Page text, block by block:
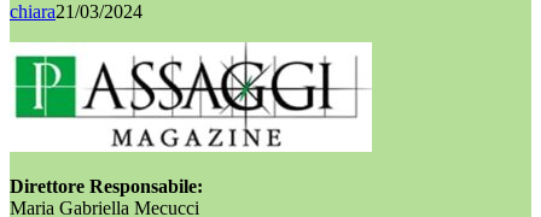
chiara21/03/2024
Direttore Responsabile:
Maria Gabriella Mecucci